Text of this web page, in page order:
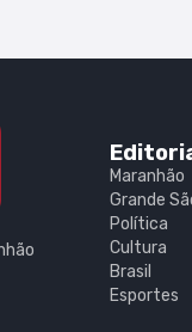
Maranhão
Grande
Política
Cultura
Brasil
Esportes